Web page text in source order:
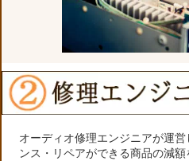
オーディオ修理エンジニアが運
ンス・リペアができる商品の減額